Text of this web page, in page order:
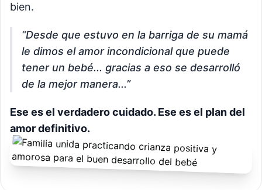
bien.
“Desde que estuvo en la barriga de su mamá
le dimos el amor incondicional que puede
tener un bebé... gracias a eso se desarrolló
de la mejor manera...”
Ese es el verdadero cuidado. Ese es el plan del
amor definitivo.